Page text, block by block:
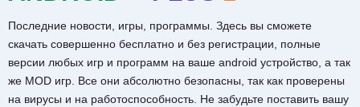
Последние новости, игры, программы. Здесь вы сможете
скачать совершенно бесплатно и без регистрации, полные
версии любых игр и программ на ваше android устройство, а так
же MOD игр. Все они абсолютно безопасны, так как проверены
на вирусы и на работоспособность. Не забудьте поставить вашу